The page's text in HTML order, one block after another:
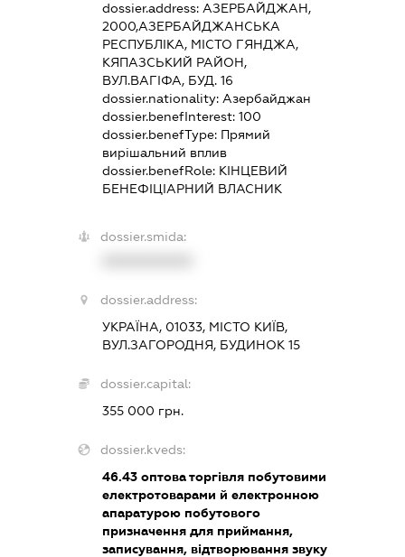
dossier.address: АЗЕРБАЙДЖАН,
2000,АЗЕРБАЙДЖАНСЬКА
РЕСПУБЛІКА, МІСТО ГЯНДЖА,
КЯПАЗСЬКИЙ РАЙОН,
ВУЛ.ВАГІФА, БУД. 16
dossier.nationality: Азербайджан
dossier.benefInterest:100
dossier.benefType: Прямий
вирішальний вплив
dossier.benefRole: КІНЦЕВИЙ
БЕНЕФІЦІАРНИЙ ВЛАСНИК
dossier.smida:
dossier.address:
УКРАЇНА, 01033, МІСТО КИЇВ,
ВУЛ.ЗАГОРОДНЯ, БУДИНОК 15
dossier.capital:
355 000 грн.
dossier.kveds:
46.43 оптова торгівля побутовими
електротоварами й електронною
апаратурою побутового
призначення для приймання,
записування, відтворювання звуку